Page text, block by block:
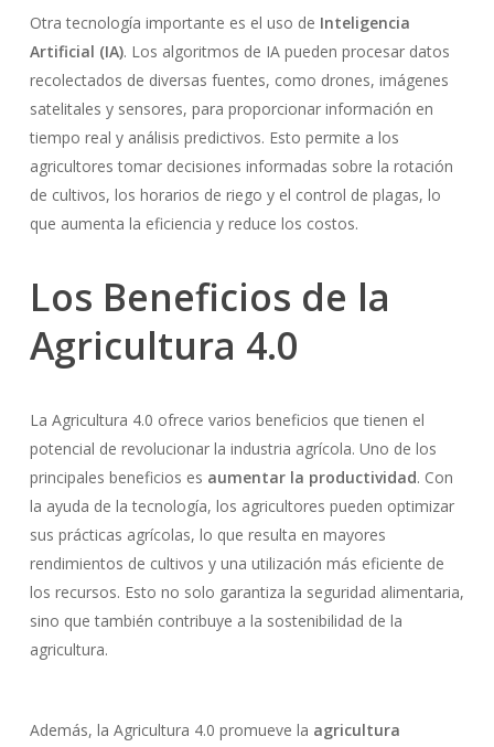
Otra tecnología importante es el uso de Inteligencia
Artificial (IA). Los algoritmos de IA pueden procesar datos
recolectados de diversas fuentes, como drones, imágenes
satelitales y sensores, para proporcionar información en
tiempo real y análisis predictivos. Esto permite a los
agricultores tomar decisiones informadas sobre la rotación
de cultivos, los horarios de riego y el control de plagas, lo
que aumenta la eficiencia y reduce los costos.
Los Beneficios de la
Agricultura 4.0
La Agricultura 4.0 ofrece varios beneficios que tienen el
potencial de revolucionar la industria agrícola. Uno de los
principales beneficios es aumentar la productividad. Con
la ayuda de la tecnología, los agricultores pueden optimizar
sus prácticas agrícolas, lo que resulta en mayores
rendimientos de cultivos y una utilización más eficiente de
los recursos. Esto no solo garantiza la seguridad alimentaria,
sino que también contribuye a la sostenibilidad de la
agricultura.
Además, la Agricultura 4.0 promueve la agricultura